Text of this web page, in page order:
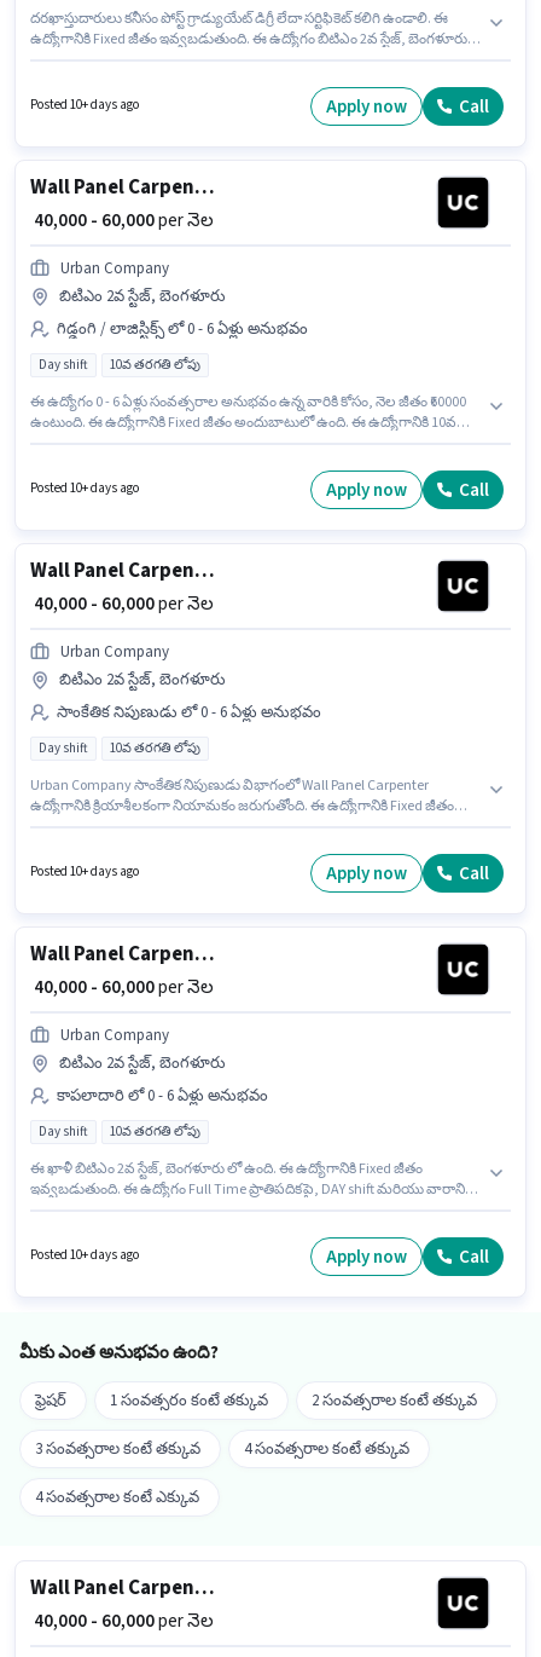
దరఖాస్తుదారులు కనీసం పోస్ట్ గ్రాడ్యుయేట్ డిగ్రీ లేదా సర్టిఫికెట్ కలిగి ఉండాలి. ఈ
ఉద్యోగానికి Fixed జీతం ఇవ్వబడుతుంది. ఈ ఉద్యోగం బిటిఎం 2వ స్టేజ్, బెంగళూరు
వారానికి 6 days working ఉంటాయి. ఈ ఉద్యోగానికి అవసరమైన డాక్యుమెంట్లు PAN
Card, Aadhar Card, Bank Account కలిగి ఉండాలి.
Posted 10+ days ago Apply now Call
Wall Panel Carpenter
₹ 40,000 - 60,000per నెల
Urban Company
బిటిఎం 2వ స్టేజ్, బెంగళూరు
గిడ్డంగి / లాజిస్టిక్స్ లో 0 - 6 ఏళ్లు అనుభవం
Day shift 10వ తరగతి లోపు
ఈ ఉద్యోగం 0 - 6 ఏళ్లు సంవత్సరాల అనుభవం ఉన్న వారికి కోసం, నెల జీతం ₹60000
ఉంటుంది. ఈ ఉద్యోగానికి Fixed జీతం అందుబాటులో ఉంది. ఈ ఉద్యోగానికి 10వ
Panel Carpenter గా చేరండి. ఇది Full Time ఉద్యోగం, ఇందులో DAY shift మరియు
Posted 10+ days ago Apply now Call
Wall Panel Carpenter
₹ 40,000 - 60,000per నెల
Urban Company
బిటిఎం 2వ స్టేజ్, బెంగళూరు
సాంకేతిక నిపుణుడు లో 0 - 6 ఏళ్లు అనుభవం
Day shift 10వ తరగతి లోపు
Urban Company సాంకేతిక నిపుణుడు విభాగంలో Wall Panel Carpenter
ఉద్యోగానికి క్రియాశీలకంగా నియామకం జరుగుతోంది. ఈ ఉద్యోగానికి Fixed జీతం
సంవత్సరాల అనుభవం ఉన్న వారికి కోసం, నెల జీతం ₹60000 ఉంటుంది. ఇది Full
Time ఉద్యోగం, ఇందులో DAY shift మరియు వారానికి 6 days working ఉంటాయి.
Posted 10+ days ago Apply now Call
Wall Panel Carpenter
₹ 40,000 - 60,000per నెల
Urban Company
బిటిఎం 2వ స్టేజ్, బెంగళూరు
కాపలాదారి లో 0 - 6 ఏళ్లు అనుభవం
Day shift 10వ తరగతి లోపు
ఈ ఖాళీ బిటిఎం 2వ స్టేజ్, బెంగళూరు లో ఉంది. ఈ ఉద్యోగానికి Fixed జీతం
ఇవ్వబడుతుంది. ఈ ఉద్యోగం Full Time ప్రాతిపదికపై, DAY shift మరియు వారానికి 6
ఏళ్లు సంవత్సరాల అనుభవం ఉన్న వారికి కోసం అనుకూలంగా ఉంటుంది. మీరు నెలకు
₹60000 వరకు సంపాదించవచ్చు. ఈ ఉద్యోగానికి 10వ తరగతి లోపు అర్హత ఉన్న
Posted 10+ days ago Apply now Call
మీకు ఎంత అనుభవం ఉంది?
ఫ్రెషర్ 1 సంవత్సరం కంటే తక్కువ 2 సంవత్సరాల కంటే తక్కువ
3 సంవత్సరాల కంటే తక్కువ 4 సంవత్సరాల కంటే తక్కువ
4 సంవత్సరాల కంటే ఎక్కువ
Wall Panel Carpenter
₹ 40,000 - 60,000per నెల